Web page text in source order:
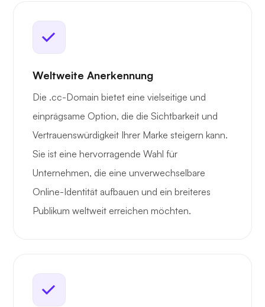
Weltweite Anerkennung
Die .cc-Domain bietet eine vielseitige und
einprägsame Option, die die Sichtbarkeit und
Vertrauenswürdigkeit Ihrer Marke steigern kann.
Sie ist eine hervorragende Wahl für
Unternehmen, die eine unverwechselbare
Online-Identität aufbauen und ein breiteres
Publikum weltweit erreichen möchten.